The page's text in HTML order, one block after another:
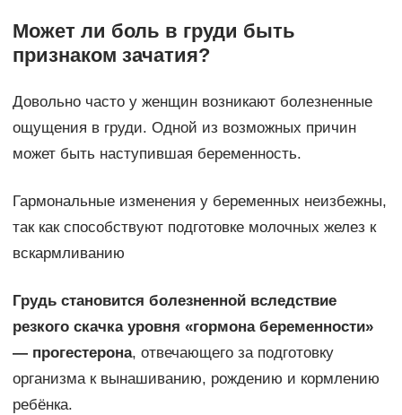
Может ли боль в груди быть
признаком зачатия?
Довольно часто у женщин возникают болезненные
ощущения в груди. Одной из возможных причин
может быть наступившая беременность.
Гармональные изменения у беременных неизбежны,
так как способствуют подготовке молочных желез к
вскармливанию
Грудь становится болезненной вследствие
резкого скачка уровня «гормона беременности»
— прогестерона, отвечающего за подготовку
организма к вынашиванию, рождению и кормлению
ребёнка.